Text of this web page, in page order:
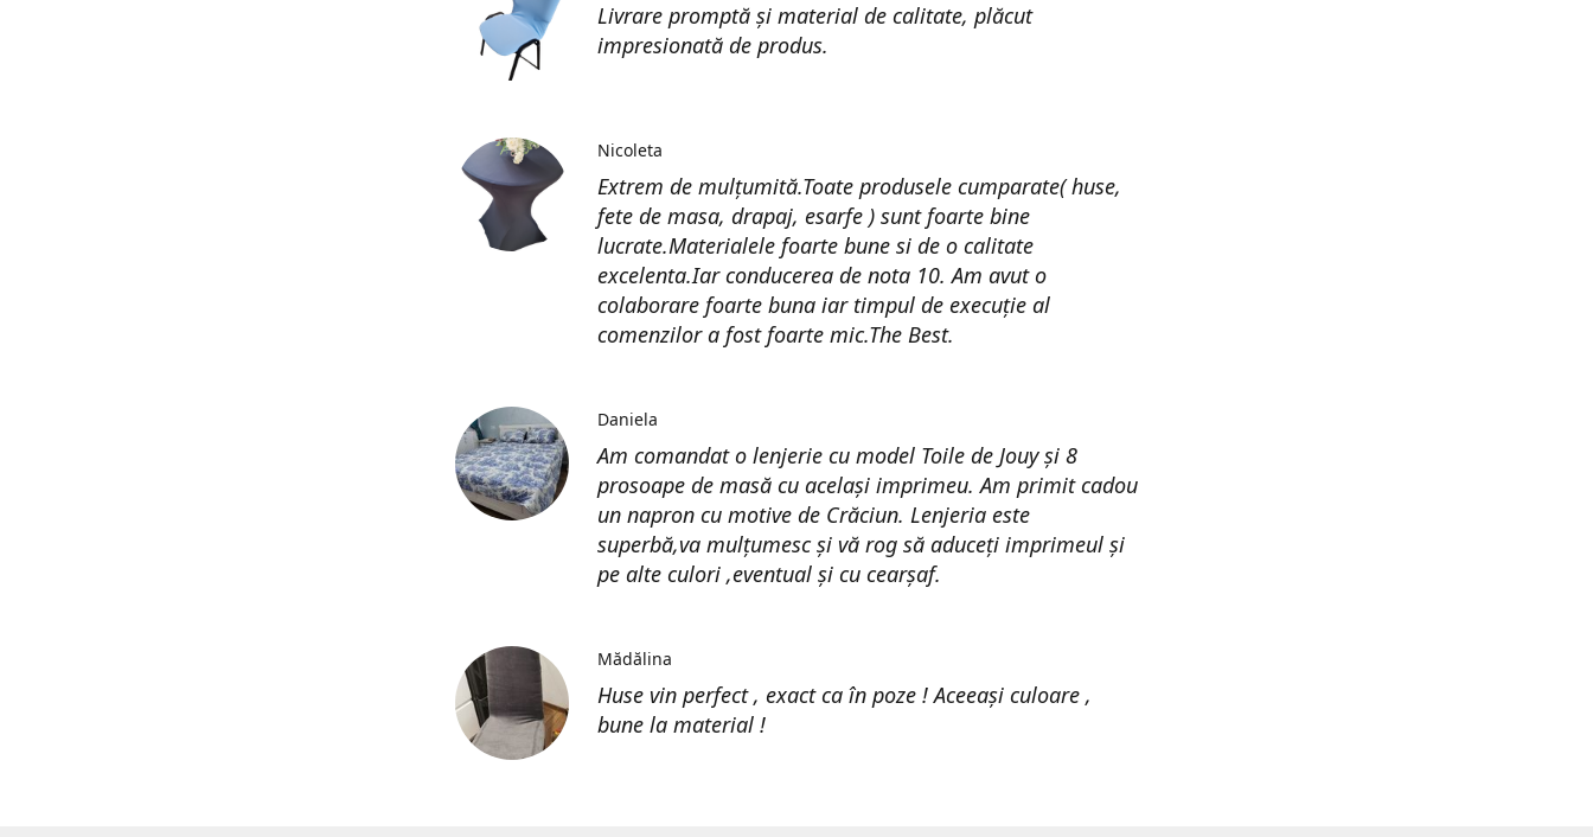
Livrare promptă și material de calitate, plăcut
impresionată de produs.
Extrem de mulțumită.Toate produsele cumparate( huse,
fete de masa, drapaj, esarfe ) sunt foarte bine
lucrate.Materialele foarte bune si de o calitate
excelenta.Iar conducerea de nota 10. Am avut o
colaborare foarte buna iar timpul de execuție al
comenzilor a fost foarte mic.The Best.
Nicoleta
Am comandat o lenjerie cu model Toile de Jouy și 8
prosoape de masă cu același imprimeu. Am primit cadou
un napron cu motive de Crăciun. Lenjeria este
superbă,va mulțumesc și vă rog să aduceți imprimeul și
pe alte culori ,eventual și cu cearșaf.
Daniela
Huse vin perfect , exact ca în poze ! Aceeași culoare ,
bune la material !
Mădălina